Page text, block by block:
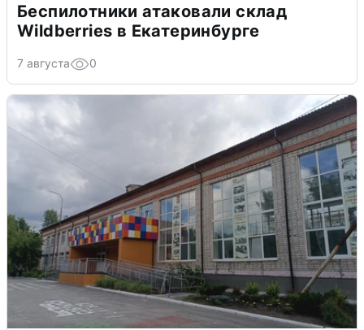
Беспилотники атаковали склад
Wildberries в Екатеринбурге
7 августа 0